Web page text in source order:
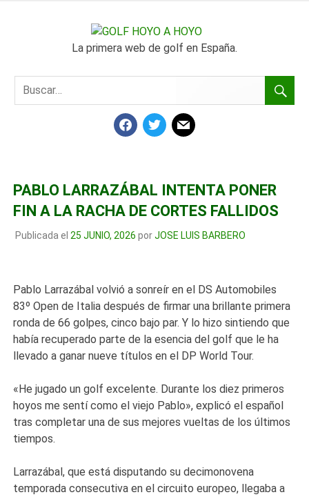
GOLF
HOYO
La primera web de golf en España.
FACEBOOKTWITTER
MAIL
PABLO LARRAZÁBAL INTENTA PONER
FIN A LA RACHA DE CORTES FALLIDOS
Publicada el 25 JUNIO, 2026 porJOSE LUIS BARBERO
Pablo Larrazábal volvió a sonreír en el DS Automobiles
83º Open de Italia después de firmar una brillante primera
ronda de 66 golpes, cinco bajo par. Y lo hizo sintiendo que
había recuperado parte de la esencia del golf que le ha
llevado a ganar nueve títulos en el DP World Tour.
«He jugado un golf excelente. Durante los diez primeros
hoyos me sentí como el viejo Pablo», explicó el español
tras completar una de sus mejores vueltas de los últimos
tiempos.
Larrazábal, que está disputando su decimonovena
temporada consecutiva en el circuito europeo, llegaba a